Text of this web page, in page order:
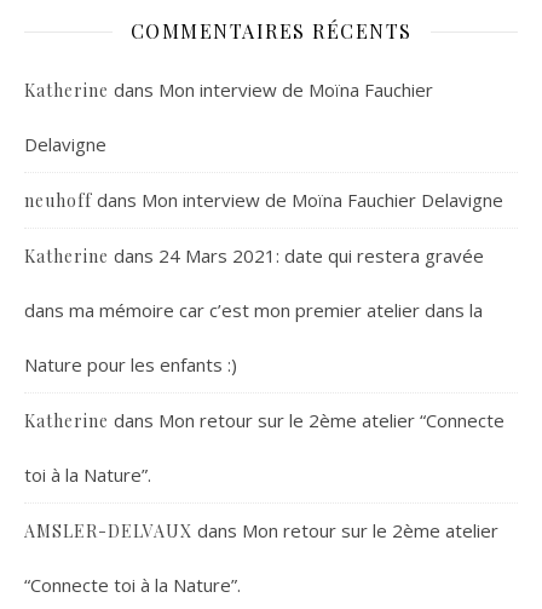
COMMENTAIRES RÉCENTS
Katherine dans Mon interview de Moïna Fauchier
Delavigne
neuhoff dans Mon interview de Moïna Fauchier Delavigne
Katherine dans 24 Mars 2021: date qui restera gravée
dans ma mémoire car c’est mon premier atelier dans la
Nature pour les enfants :)
Katherine dans Mon retour sur le 2ème atelier “Connecte
toi à la Nature”.
AMSLER-DELVAUX dans Mon retour sur le 2ème atelier
“Connecte toi à la Nature”.